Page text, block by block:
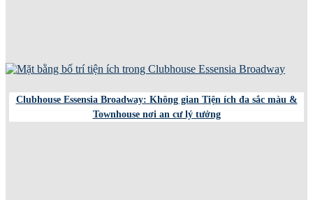
Clubhouse Essensia Broadway: Không gian Tiện ích đa sắc màu &
Townhouse nơi an cư lý tưởng